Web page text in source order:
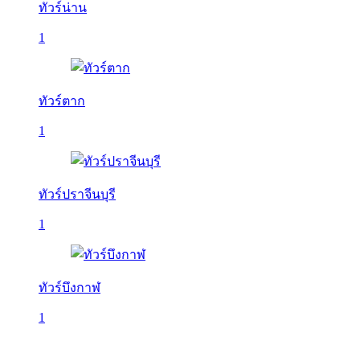
ทัวร์น่าน
1
ทัวร์ตาก
1
ทัวร์ปราจีนบุรี
1
ทัวร์บึงกาฬ
1